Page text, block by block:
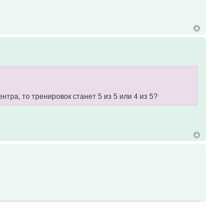
то тренировок станет 5 из 5 или 4 из 5?